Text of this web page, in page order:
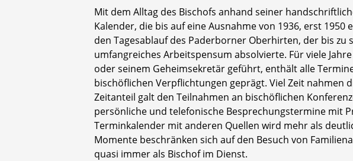
Mit dem Alltag des Bischofs anhand seiner
Kalender, die bis auf eine Ausnahme von 1936, erst 1950
den Tagesablauf des Paderborner Oberhirten, der bis
umfangreiches Arbeitspensum absolvierte. Für viele
oder seinem Geheimsekretär geführt, enthält alle
bischöflichen Verpflichtungen geprägt. Viel Zeit
Zeitanteil galt den Teilnahmen an bischöflichen
persönliche und telefonische Besprechungstermine mit
Terminkalender mit anderen Quellen wird mehr als
Momente beschränken sich auf den Besuch von
quasi immer als Bischof im Dienst.